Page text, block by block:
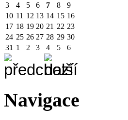
3
4 5 6 7 8
9
10 11 12 13 14 15 16
17 18 19 20 21 22 23
24 25 26 27 28 29 30
31 1 2 3 4 5 6
Navigace